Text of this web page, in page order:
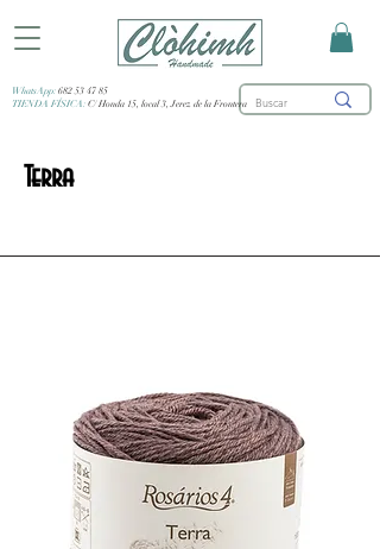
WhatsApp: 682 53 47 85
TIENDA FÍSICA: C/ Honda 15, local 3, Jerez de la Frontera
Terra